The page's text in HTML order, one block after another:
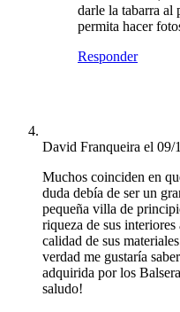
darle la tabarra al
permita hacer
Responder
David Franqueira el 09/
Muchos coinciden en
duda debía de ser un
pequeña villa de
riqueza de sus
calidad de sus
verdad me gustaría
adquirida por los
saludo!